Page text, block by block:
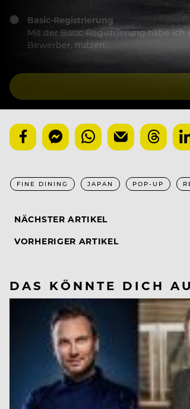
Basic-Registrierung
Mit der Basic-Registrierung habe ich
Bewerber, nutzen.
FINE DINING JAPAN POP-UP
NÄCHSTER ARTIKEL
VORHERIGER ARTIKEL
DAS KÖNNTE DICH